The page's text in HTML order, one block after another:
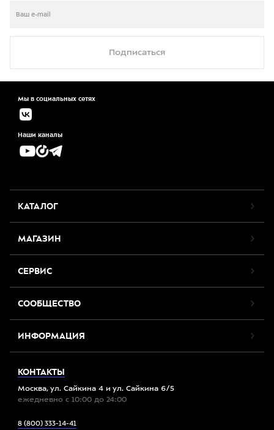
Подписаться
Мы в социальных сетях
Наши каналы
КАТАЛОГ
МАГАЗИН
СЕРВИС
СООБЩЕСТВО
ИНФОРМАЦИЯ
КОНТАКТЫ
Москва, ул. Сайкина 4 и ул. Сайкина 6/5
ежедневно с 10:00 до 24:00
8 (800) 333-14-41